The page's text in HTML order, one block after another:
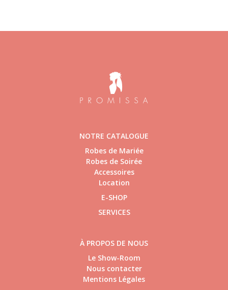
NOTRE CATALOGUE
Robes de Mariée
Robes de Soirée
Accessoires
Location
E-SHOP
SERVICES
À PROPOS DE NOUS
Le Show-Room
Nous contacter
Mentions Légales